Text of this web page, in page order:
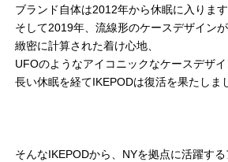
ブランド自体は2012年から休眠に入ります
そして2019年、流線形のケースデザイン
緻密に計算された着け心地、
UFOのようなアイコニックなケースデザイ
長い休眠を経てIKEPODは復活を果たしま
そんなIKEPODから、NYを拠点に活躍する